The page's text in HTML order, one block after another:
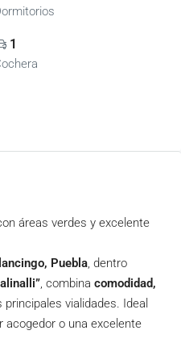
1
áreas verdes y excelente
Puebla, dentro
, combina comodidad,
principales vialidades. Ideal
acogedor o una excelente